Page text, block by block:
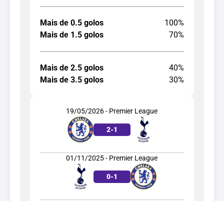
Mais de 0.5 golos
100%
Mais de 1.5 golos
70%
Mais de 2.5 golos
40%
Mais de 3.5 golos
30%
19/05/2026 - Premier League
2-1
01/11/2025 - Premier League
0-1